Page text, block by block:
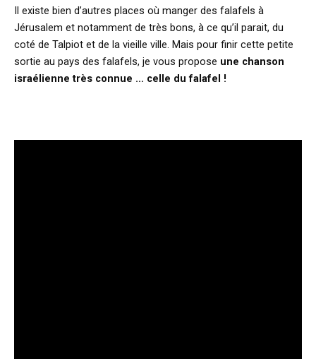
Il existe bien d’autres places où manger des falafels à
Jérusalem et notamment de très bons, à ce qu’il parait, du
coté de Talpiot et de la vieille ville. Mais pour finir cette petite
sortie au pays des falafels, je vous propose une chanson
israélienne très connue … celle du falafel !